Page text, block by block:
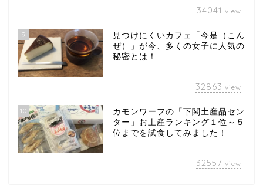
34041 view
9
見つけにくいカフェ「今是（こん
ぜ）」が今、多くの女子に人気の
秘密とは！
32863 view
10
カモンワーフの「下関土産品セン
ター」お土産ランキング１位～５
位までを試食してみました！
32557 view